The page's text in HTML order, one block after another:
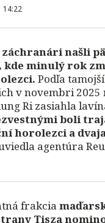
14:22
záchranári našli
kde minulý rok
Podľa
v novembri 2025
Ri zasiahla
boli
horolezci a
agentúra
frakcia
Tisza